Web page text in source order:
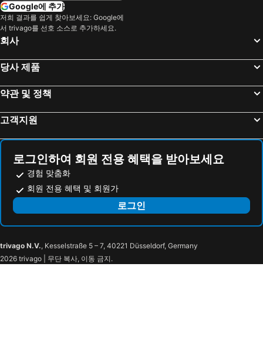
Google에 추가
저희 결과를 쉽게 찾아보세요: Google에
서 trivago를 선호 소스로 추가하세요.
회사
당사 제품
약관 및 정책
고객지원
로그인하여 회원 전용 혜택을 받아보세요
경험 맞춤화
회원 전용 혜택 및 회원가
로그인
trivago N.V., Kesselstraße 5 – 7, 40221 Düsseldorf, Germany
2026 trivago | 무단 복사, 이동 금지.